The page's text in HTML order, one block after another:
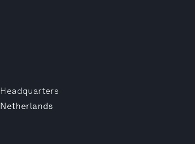
Headquarters
Netherlands